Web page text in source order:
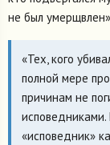
не был
«Тех, кого
полной мере
причинам не
«исповедник»